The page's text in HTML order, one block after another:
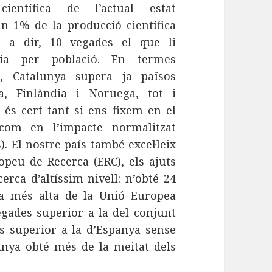
de l’actual estat
1% de la producció científica
a dir, 10 vegades el que li
per població. En termes
Catalunya supera ja països
Finlàndia i Noruega, tot i
és cert tant si ens fixem en el
en l’impacte normalitzat
El nostre país també excel·leix
de Recerca (ERC), els ajuts
d’altíssim nivell: n’obté 24
més alta de la Unió Europea
superior a la del conjunt
superior a la d’Espanya sense
obté més de la meitat dels